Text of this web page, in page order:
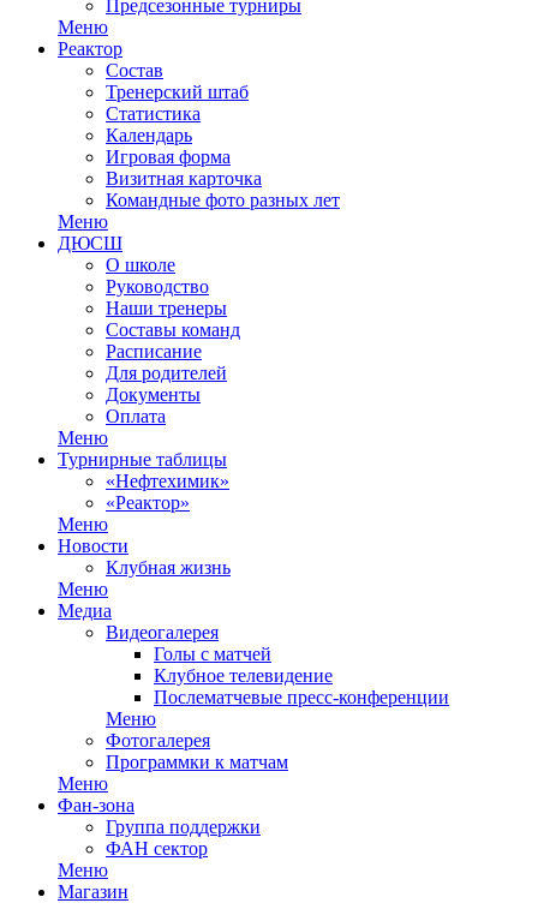
Предсезонные турниры
Меню
Реактор
Состав
Тренерский штаб
Статистика
Календарь
Игровая форма
Визитная карточка
Командные фото разных лет
Меню
ДЮСШ
О школе
Руководство
Наши тренеры
Составы команд
Расписание
Для родителей
Документы
Оплата
Меню
Турнирные таблицы
«Нефтехимик»
«Реактор»
Меню
Новости
Клубная жизнь
Меню
Медиа
Видеогалерея
Голы с матчей
Клубное телевидение
Послематчевые пресс-конференции
Меню
Фотогалерея
Программки к матчам
Меню
Фан-зона
Группа поддержки
ФАН сектор
Меню
Магазин